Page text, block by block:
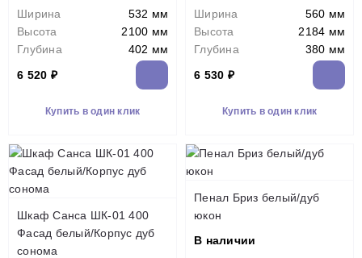
Ширина
532 мм
Высота
2100 мм
Глубина
402 мм
6 520 ₽
Купить в один клик
Ширина
560 мм
Высота
2184 мм
Глубина
380 мм
6 530 ₽
Купить в один клик
Шкаф Санса ШК-01 400
Фасад белый/Корпус дуб
сонома
Пенал Бриз белый/дуб
юкон
В наличии